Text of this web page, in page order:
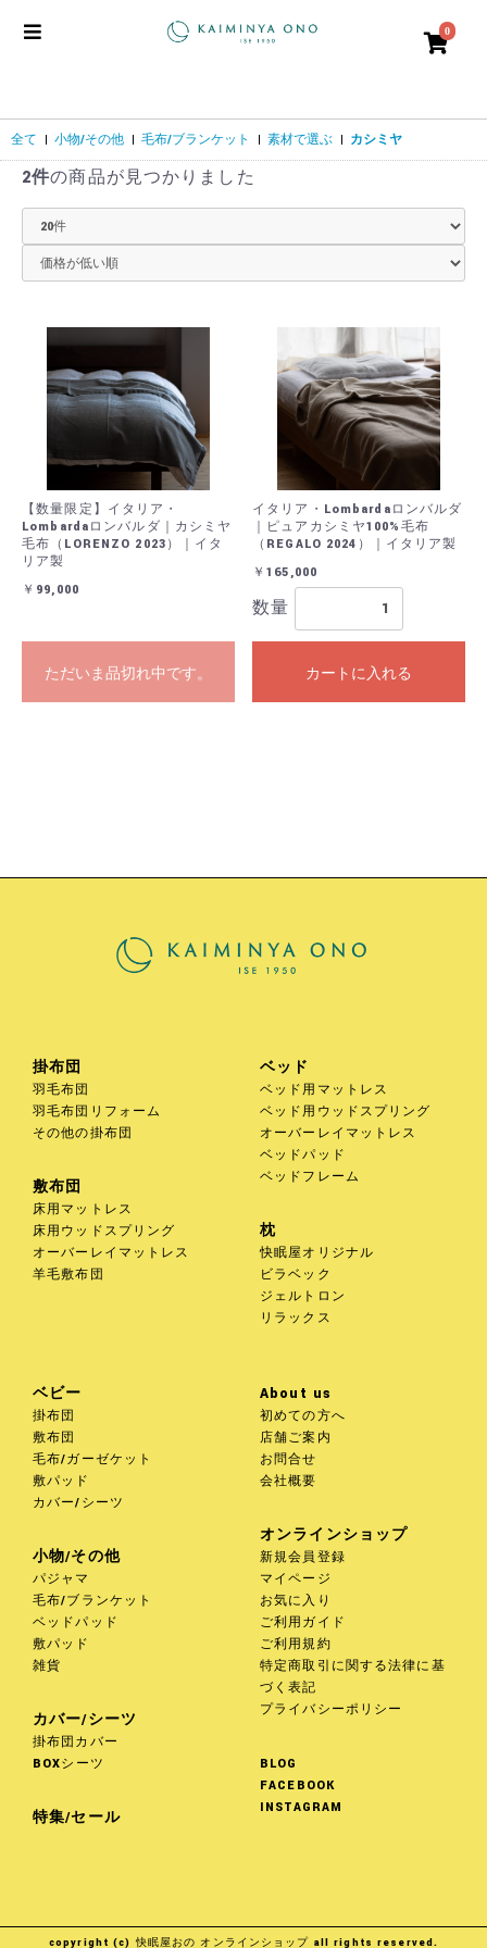
0
全て | 小物/その他 | 毛布/ブランケット | 素材で選ぶ | カシミヤ
2件の商品が見つかりました
【数量限定】イタリア・
Lombardaロンバルダ｜カシミヤ
毛布（LORENZO 2023）｜イタ
リア製
￥99,000
ただいま品切れ中です。
イタリア・Lombardaロンバルダ
｜ピュアカシミヤ100%毛布
（REGALO 2024）｜イタリア製
￥165,000
数量
カートに入れる
カートへ進む
掛布団
羽毛布団
羽毛布団リフォーム
その他の掛布団
敷布団
床用マットレス
床用ウッドスプリング
オーバーレイマットレス
羊毛敷布団
ベッド
ベッド用マットレス
ベッド用ウッドスプリング
オーバーレイマットレス
ベッドパッド
ベッドフレーム
枕
快眠屋オリジナル
ビラベック
ジェルトロン
リラックス
ベビー
掛布団
敷布団
毛布/ガーゼケット
敷パッド
カバー/シーツ
小物/その他
パジャマ
毛布/ブランケット
ベッドパッド
敷パッド
雑貨
カバー/シーツ
掛布団カバー
BOXシーツ
特集/セール
About us
初めての方へ
店舗ご案内
お問合せ
会社概要
オンラインショップ
新規会員登録
マイページ
お気に入り
ご利用ガイド
ご利用規約
特定商取引に関する法律に基
づく表記
プライバシーポリシー
BLOG
FACEBOOK
INSTAGRAM
copyright (c) 快眠屋おの オンラインショップ all rights reserved.